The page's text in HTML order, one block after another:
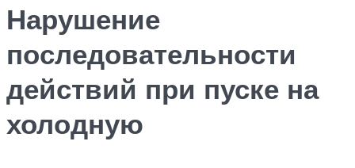
Нарушение
последовательности
действий при пуске на
холодную